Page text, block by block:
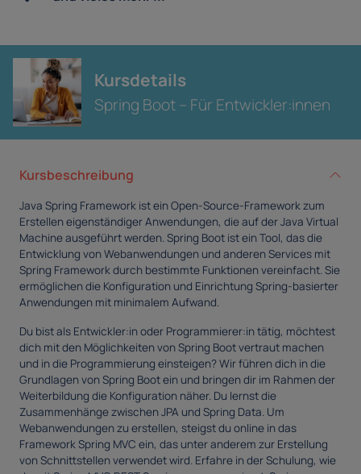
Kursdetails
Spring Boot – Für Entwickler:innen
Kursbeschreibung
Java Spring Framework ist ein Open-Source-Framework zum
Erstellen eigenständiger Anwendungen, die auf der Java Virtual
Machine ausgeführt werden. Spring Boot ist ein Tool, das die
Entwicklung von Webanwendungen und anderen Services mit
Spring Framework durch bestimmte Funktionen vereinfacht. Sie
ermöglichen die Konfiguration und Einrichtung Spring-basierter
Anwendungen mit minimalem Aufwand.
Du bist als Entwickler:in oder Programmierer:in tätig, möchtest
dich mit den Möglichkeiten von Spring Boot vertraut machen
und in die Programmierung einsteigen? Wir führen dich in die
Grundlagen von Spring Boot ein und bringen dir im Rahmen der
Weiterbildung die Konfiguration näher. Du lernst die
Zusammenhänge zwischen JPA und Spring Data. Um
Webanwendungen zu erstellen, steigst du online in das
Framework Spring MVC ein, das unter anderem zur Erstellung
von Schnittstellen verwendet wird. Erfahre in der Schulung, wie